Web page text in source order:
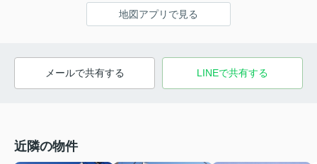
地図アプリで見る
メールで共有する LINEで共有する
近隣の物件